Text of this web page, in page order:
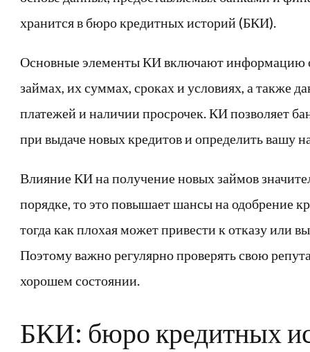
хранится в бюро кредитных историй (БКИ).
Основные элементы КИ включают информацию
займах, их суммах, сроках и условиях, а также
платежей и наличии просрочек. КИ позволяет
при выдаче новых кредитов и определить вашу
Влияние КИ на получение новых займов
порядке, то это повышает шансы на одобрение
тогда как плохая может привести к отказу или
Поэтому важно регулярно проверять свою
хорошем состоянии.
БКИ: бюро кредитных